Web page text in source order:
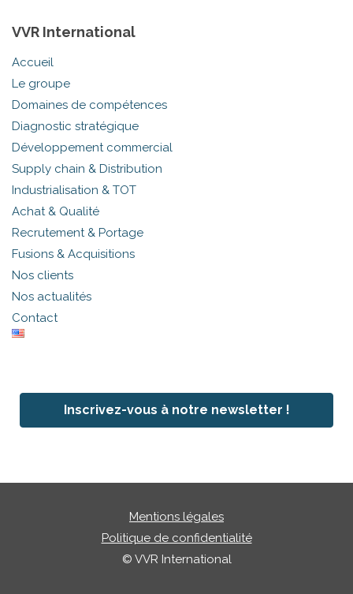
VVR International
Accueil
Le groupe
Domaines de compétences
Diagnostic stratégique
Développement commercial
Supply chain & Distribution
Industrialisation & TOT
Achat & Qualité
Recrutement & Portage
Fusions & Acquisitions
Nos clients
Nos actualités
Contact
Inscrivez-vous à notre newsletter !
Mentions légales
Politique de confidentialité
© VVR International